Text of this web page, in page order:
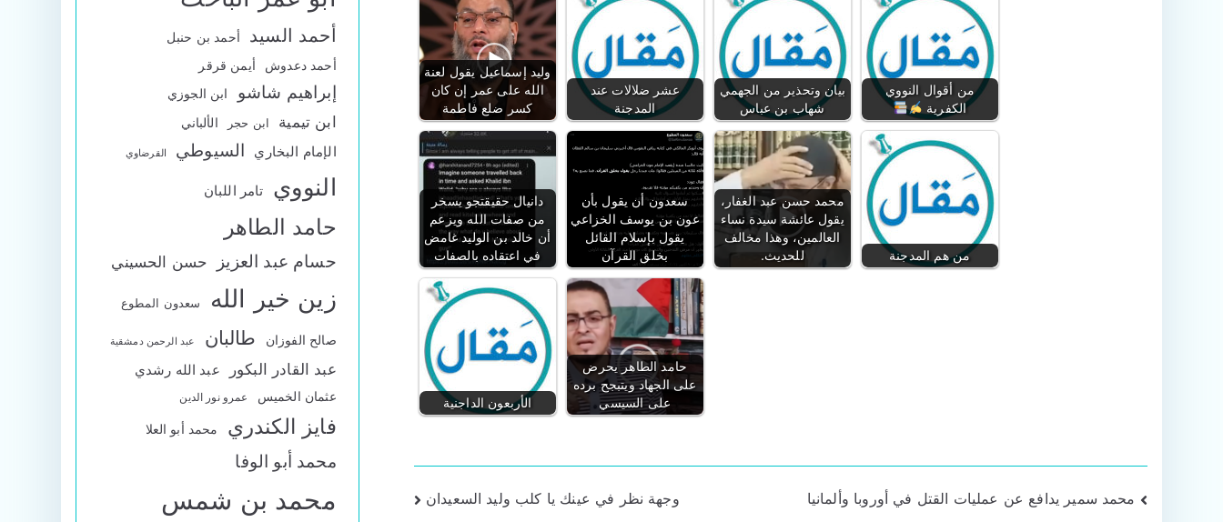
وليد إسماعيل يقول لعنة
الله على عمر إن كان
كسر ضلع فاطمة
عشر ضلالات عند
المدجنة
بيان وتحذير من الجهمي
شهاب بن عباس
من أقوال النووي
الكفرية
دانيال حقيقتجو يسخر
من صفات الله ويزعم
أن خالد بن الوليد غامض
في اعتقاده بالصفات
سعدون أن يقول بأن
عون بن يوسف الخزاعي
يقول بإسلام القائل
بخلق القرآن
محمد حسن عبد الغفار،
يقول عائشة سيدة نساء
العالمين، وهذا مخالف
للحديث.
من هم المدجنة
الأربعون الداجنية
حامد الطاهر يحرض
على الجهاد ويتبجح برده
على السيسي
تصفّح
محمد سمير يدافع عن عمليات القتل في أوروبا وألمانيا وجهة نظر في عينك يا كلب وليد السعيدان
أحمد السيد
أحمد بن حنبل
أحمد دعدوش
أيمن قرقر
إبراهيم شاشو ابن الجوزي
ابن تيمية ابن حجر الألباني
الإمام البخاري السيوطي القرضاوي
النووي تامر اللبان
حامد الطاهر
حسام عبد العزيز حسن الحسيني
زين خير الله سعدون المطوع
صالح الفوزان طالبان عبد الرحمن دمشقية
عبد القادر البكور عبد الله رشدي
عثمان الخميس عمرو نور الدين
فايز الكندري محمد أبو العلا
محمد أبو الوفا
محمد بن شمس